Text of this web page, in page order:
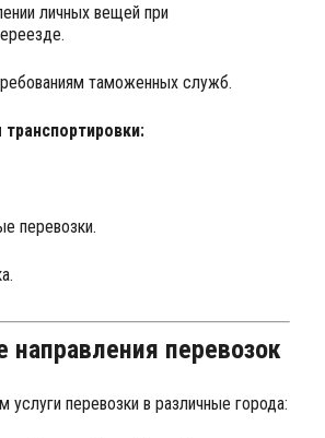
личных вещей при
таможенных служб.
перевозки.
направления перевозок
перевозки в различные города: